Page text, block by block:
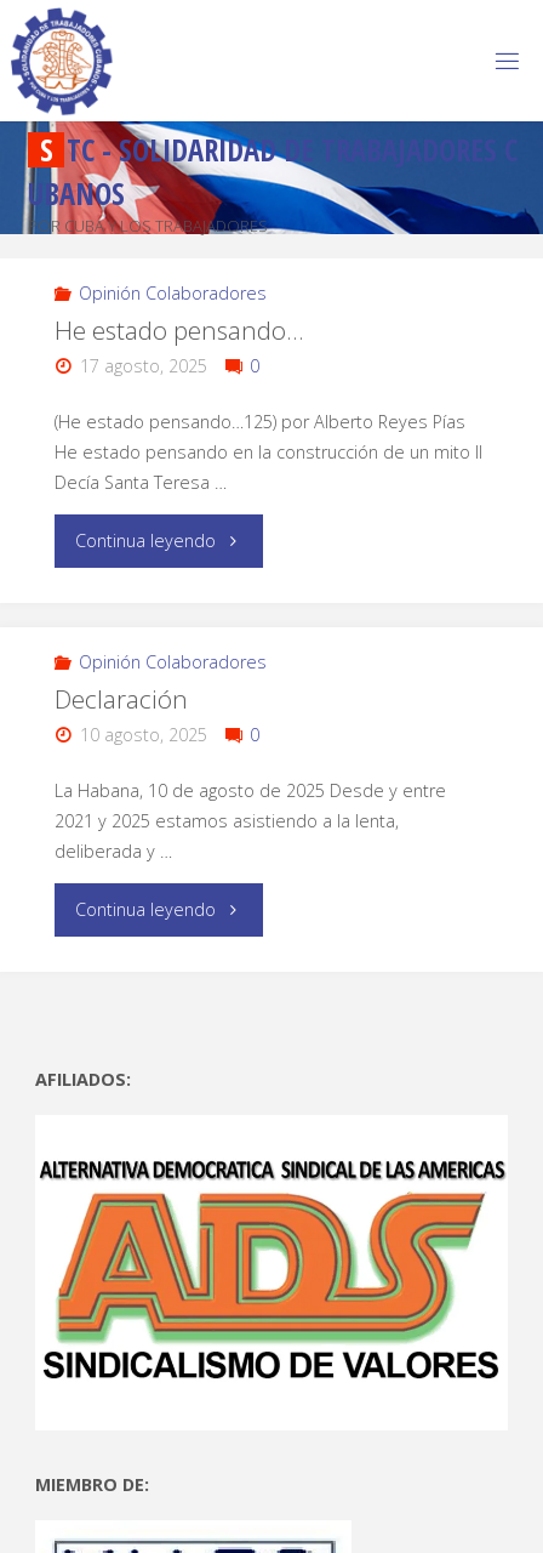
S TC-SOLIDARIDADD R A BAJADORES C
U BANOS
POR CUBA Y LOS TRABAJADORES
Opinión Colaboradores
He estado pensando…
17 agosto, 2025 0
(He estado pensando…125) por Alberto Reyes Pías
He estado pensando en la construcción de un mito II
Decía Santa Teresa …
Continua leyendo
Opinión Colaboradores
Declaración
10 agosto, 2025 0
La Habana, 10 de agosto de 2025 Desde y entre
2021 y 2025 estamos asistiendo a la lenta,
deliberada y …
Continua leyendo
AFILIADOS:
MIEMBRO DE: